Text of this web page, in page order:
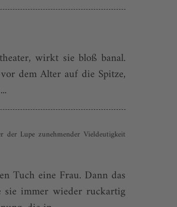
wirkt sie bloß banal.
dem Alter auf die Spitze,
Lupe zunehmender Vieldeutigkeit
Tuch eine Frau. Dann das
sie immer wieder ruckartig